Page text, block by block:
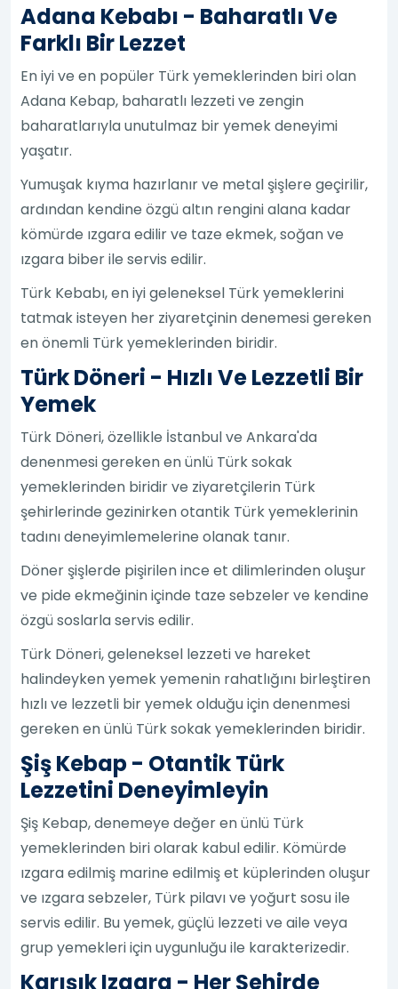
Adana Kebabı - Baharatlı Ve
Farklı Bir Lezzet
En iyi ve en popüler Türk yemeklerinden biri olan
Adana Kebap, baharatlı lezzeti ve zengin
baharatlarıyla unutulmaz bir yemek deneyimi
yaşatır.
Yumuşak kıyma hazırlanır ve metal şişlere geçirilir,
ardından kendine özgü altın rengini alana kadar
kömürde ızgara edilir ve taze ekmek, soğan ve
ızgara biber ile servis edilir.
Türk Kebabı, en iyi geleneksel Türk yemeklerini
tatmak isteyen her ziyaretçinin denemesi gereken
en önemli Türk yemeklerinden biridir.
Türk Döneri - Hızlı Ve Lezzetli Bir
Yemek
Türk Döneri, özellikle İstanbul ve Ankara'da
denenmesi gereken en ünlü Türk sokak
yemeklerinden biridir ve ziyaretçilerin Türk
şehirlerinde gezinirken otantik Türk yemeklerinin
tadını deneyimlemelerine olanak tanır.
Döner şişlerde pişirilen ince et dilimlerinden oluşur
ve pide ekmeğinin içinde taze sebzeler ve kendine
özgü soslarla servis edilir.
Türk Döneri, geleneksel lezzeti ve hareket
halindeyken yemek yemenin rahatlığını birleştiren
hızlı ve lezzetli bir yemek olduğu için denenmesi
gereken en ünlü Türk sokak yemeklerinden biridir.
Şiş Kebap - Otantik Türk
Lezzetini Deneyimleyin
Şiş Kebap, denemeye değer en ünlü Türk
yemeklerinden biri olarak kabul edilir. Kömürde
ızgara edilmiş marine edilmiş et küplerinden oluşur
ve ızgara sebzeler, Türk pilavı ve yoğurt sosu ile
servis edilir. Bu yemek, güçlü lezzeti ve aile veya
grup yemekleri için uygunluğu ile karakterizedir.
Karışık Izgara - Her Şehirde